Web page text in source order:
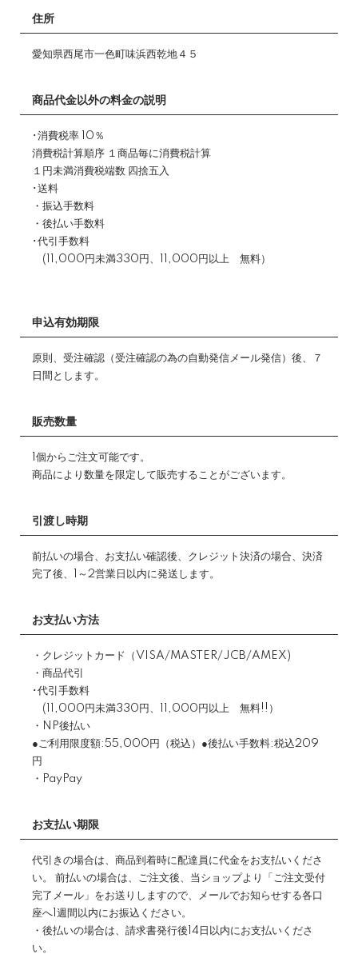
住所
愛知県西尾市一色町味浜西乾地４５
商品代金以外の料金の説明
･消費税率 10％
消費税計算順序 １商品毎に消費税計算
１円未満消費税端数 四捨五入
･送料
・振込手数料
・後払い手数料
･代引手数料
(11,000円未満330円、11,000円以上 無料）
申込有効期限
原則、受注確認（受注確認の為の自動発信メール発信）後、７
日間とします。
販売数量
1個からご注文可能です。
商品により数量を限定して販売することがございます。
引渡し時期
前払いの場合、お支払い確認後、クレジット決済の場合、決済
完了後、1～2営業日以内に発送します。
お支払い方法
・クレジットカード（VISA/MASTER/JCB/AMEX)
・商品代引
･代引手数料
(11,000円未満330円、11,000円以上 無料!!）
・NP後払い
●ご利用限度額:55,000円（税込）●後払い手数料:税込209
円
・PayPay
お支払い期限
代引きの場合は、商品到着時に配達員に代金をお支払いくださ
い。 前払いの場合は、ご注文後、当ショップより「ご注文受付
完了メール」をお送りしますので、メールでお知らせする各口
座へ1週間以内にお振込ください。
・後払いの場合は、請求書発行後14日以内にお支払いくださ
い。